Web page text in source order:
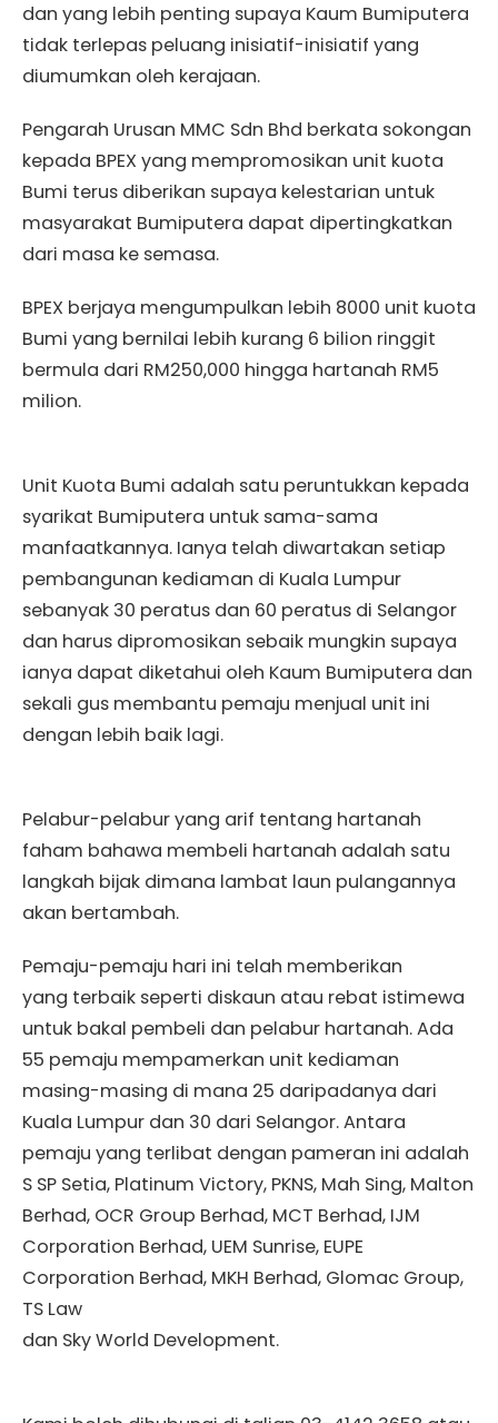
dan yang lebih penting supaya Kaum Bumiputera
tidak terlepas peluang inisiatif-inisiatif yang
diumumkan oleh kerajaan.
Pengarah Urusan MMC Sdn Bhd berkata sokongan
kepada BPEX yang mempromosikan unit kuota
Bumi terus diberikan supaya kelestarian untuk
masyarakat Bumiputera dapat dipertingkatkan
dari masa ke semasa.
BPEX berjaya mengumpulkan lebih 8000 unit kuota
Bumi yang bernilai lebih kurang 6 bilion ringgit
bermula dari RM250,000 hingga hartanah RM5
milion.
Unit Kuota Bumi adalah satu peruntukkan kepada
syarikat Bumiputera untuk sama-sama
manfaatkannya. Ianya telah diwartakan setiap
pembangunan kediaman di Kuala Lumpur
sebanyak 30 peratus dan 60 peratus di Selangor
dan harus dipromosikan sebaik mungkin supaya
ianya dapat diketahui oleh Kaum Bumiputera dan
sekali gus membantu pemaju menjual unit ini
dengan lebih baik lagi.
Pelabur-pelabur yang arif tentang hartanah
faham bahawa membeli hartanah adalah satu
langkah bijak dimana lambat laun pulangannya
akan bertambah.
Pemaju-pemaju hari ini telah memberikan
yang terbaik seperti diskaun atau rebat istimewa
untuk bakal pembeli dan pelabur hartanah. Ada
55 pemaju mempamerkan unit kediaman
masing-masing di mana 25 daripadanya dari
Kuala Lumpur dan 30 dari Selangor. Antara
pemaju yang terlibat dengan pameran ini adalah
S SP Setia, Platinum Victory, PKNS, Mah Sing, Malton
Berhad, OCR Group Berhad, MCT Berhad, IJM
Corporation Berhad, UEM Sunrise, EUPE
Corporation Berhad, MKH Berhad, Glomac Group,
TS Law
dan Sky World Development.